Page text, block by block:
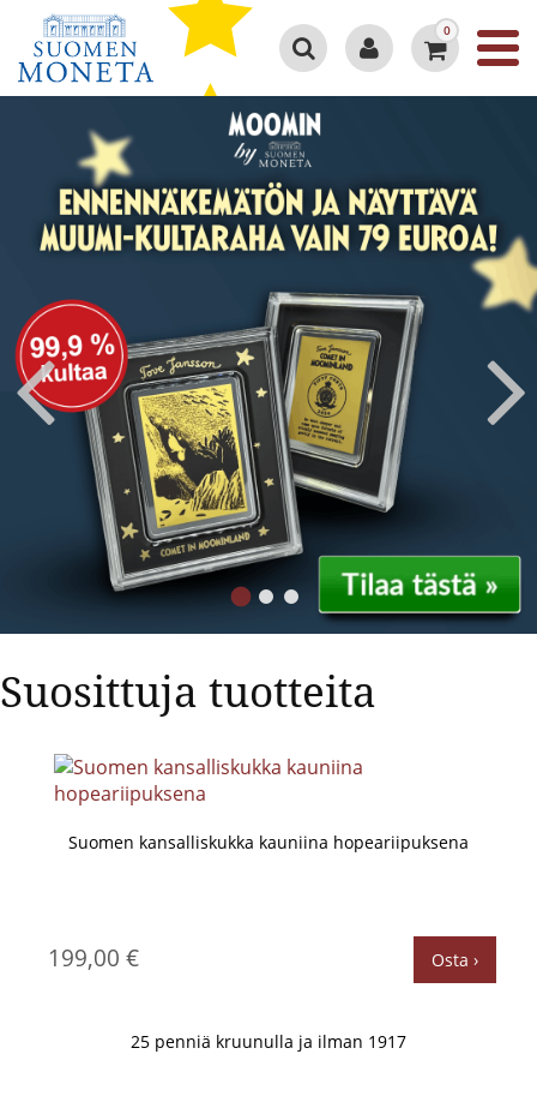
Google 4.3/5
0
Suosittuja tuotteita
Suomen kansalliskukka kauniina hopeariipuksena
199,00 € Osta ›
25 penniä kruunulla ja ilman 1917